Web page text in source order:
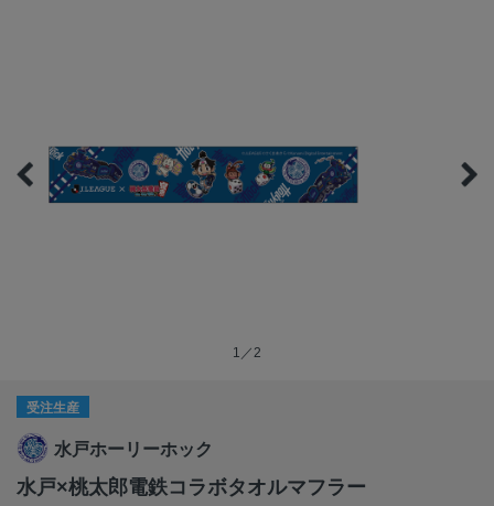
1／2
受注生産
水戸ホーリーホック
水戸×桃太郎電鉄コラボタオルマフラー